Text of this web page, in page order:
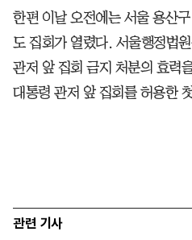
한편 이날 오전에는 서울 용산
도 집회가 열렸다. 서울행정법
관저 앞 집회 금지 처분의 효력
대통령 관저 앞 집회를 허용한
관련 기사